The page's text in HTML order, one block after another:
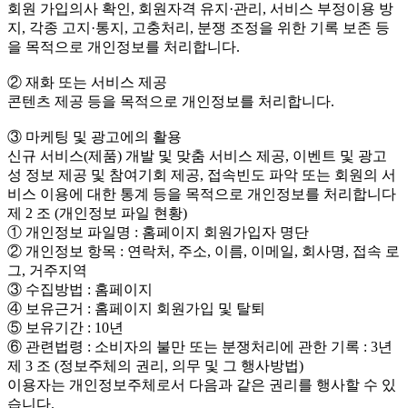
회원 가입의사 확인, 회원자격 유지·관리, 서비스 부정이용 방
지, 각종 고지·통지, 고충처리, 분쟁 조정을 위한 기록 보존 등
을 목적으로 개인정보를 처리합니다.
② 재화 또는 서비스 제공
콘텐츠 제공 등을 목적으로 개인정보를 처리합니다.
③ 마케팅 및 광고에의 활용
신규 서비스(제품) 개발 및 맞춤 서비스 제공, 이벤트 및 광고
성 정보 제공 및 참여기회 제공, 접속빈도 파악 또는 회원의 서
비스 이용에 대한 통계 등을 목적으로 개인정보를 처리합니다
제 2 조 (개인정보 파일 현황)
① 개인정보 파일명 : 홈페이지 회원가입자 명단
② 개인정보 항목 : 연락처, 주소, 이름, 이메일, 회사명, 접속 로
그, 거주지역
③ 수집방법 : 홈페이지
④ 보유근거 : 홈페이지 회원가입 및 탈퇴
⑤ 보유기간 : 10년
⑥ 관련법령 : 소비자의 불만 또는 분쟁처리에 관한 기록 : 3년
제 3 조 (정보주체의 권리, 의무 및 그 행사방법)
이용자는 개인정보주체로서 다음과 같은 권리를 행사할 수 있
습니다.